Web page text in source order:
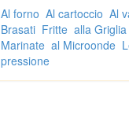
Al forno Al cartoccio Al
Brasati Fritte alla Griglia
Marinate al Microonde
pressione